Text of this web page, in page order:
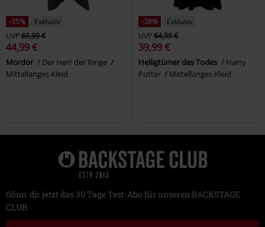
-35%
Exklusiv
UVP69,99 €
44,99 €
Mordor
Der Herr der Ringe
Mittellanges Kleid
-38%
Exklusiv
UVP64,99 €
39,99 €
Heiligtümer des Todes
Harry
Potter
Mittellanges Kleid
Gönn' dir jetzt das 30 Tage Test-Abo für unseren BACKSTAGE
CLUB